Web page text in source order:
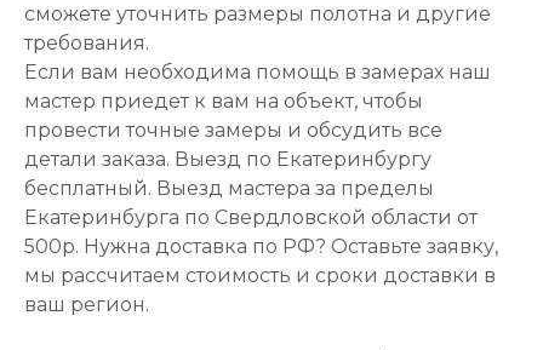
сможете уточнить размеры полотна и другие
требования.
Если вам необходима помощь в замерах наш
мастер приедет к вам на объект, чтобы
провести точные замеры и обсудить все
детали заказа. Выезд по Екатеринбургу
бесплатный. Выезд мастера за пределы
Екатеринбурга по Свердловской области от
500р. Нужна доставка по РФ? Оставьте заявку,
мы рассчитаем стоимость и сроки доставки в
ваш регион.